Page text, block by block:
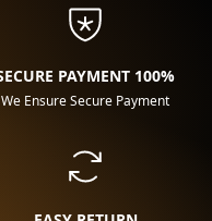
100% SECURE PAYMENT
We Ensure Secure Payment